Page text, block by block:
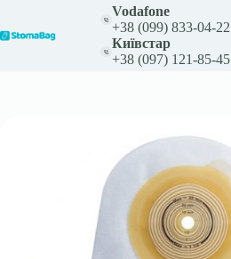
сути
Vodafone
+38 (099) 833-04-22
Київстар
+38 (097) 121-85-45